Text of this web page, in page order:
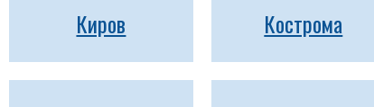
Киров Кострома